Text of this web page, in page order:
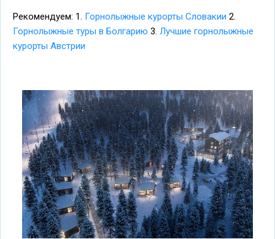
Рекомендуем: 1. Горнолыжные курорты Словакии 2.
Горнолыжные туры в Болгарию 3. Лучшие горнолыжные
курорты Австрии